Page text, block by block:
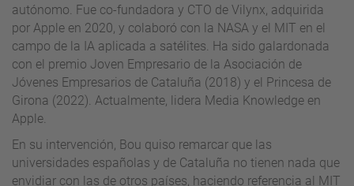
autónomo. Fue co-fundadora y CTO de Vilynx, adquirida
por Apple en 2020, y colaboró con la NASA y el MIT en el
campo de la IA aplicada a satélites. Ha sido galardonada
con el premio Joven Empresario de la Asociación de
Jóvenes Empresarios de Cataluña (2018) y el Princesa de
Girona (2022). Actualmente, lidera Media Knowledge en
Apple.
En su intervención, Bou quiso remarcar que las
universidades españolas y de Cataluña no tienen nada que
envidiar con las de otros países, haciendo referencia al MIT